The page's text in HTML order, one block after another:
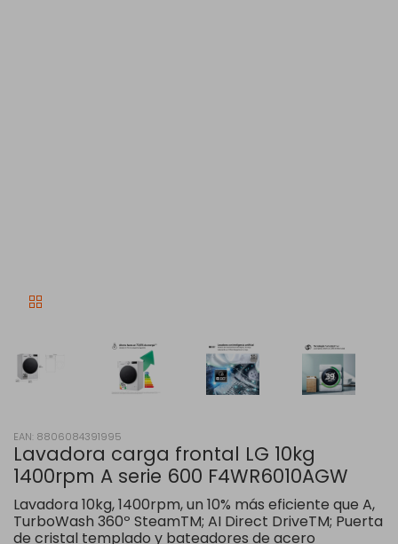
EAN: 8806084391995
Lavadora carga frontal LG 10kg
1400rpm A serie 600 F4WR6010AGW
Lavadora 10kg, 1400rpm, un 10% más eficiente que A,
TurboWash 360º SteamTM; AI Direct DriveTM; Puerta
de cristal templado y bateadores de acero